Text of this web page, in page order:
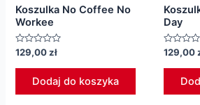
Koszulka No Coffee No
Workee
Oceniono
na
129,00zł
Dodaj do koszyka
Day
Oceniono
na
129,00